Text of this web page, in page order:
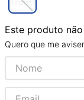
Este produto
Quero que me